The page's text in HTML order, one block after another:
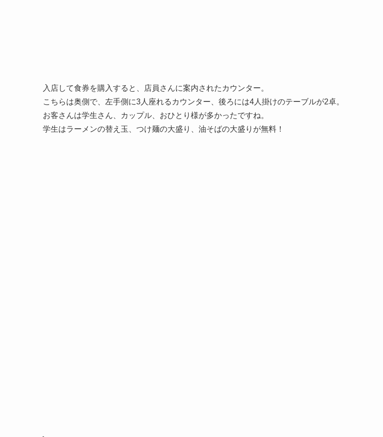
入店して食券を購入すると、店員さんに案内されたカウンター。
こちらは奥側で、左手側に3人座れるカウンター、後ろには4人掛けのテーブルが2卓。
お客さんは学生さん、カップル、おひとり様が多かったですね。
学生はラーメンの替え玉、つけ麺の大盛り、油そばの大盛りが無料！